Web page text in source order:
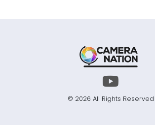
© 2026 All Rights Reserved